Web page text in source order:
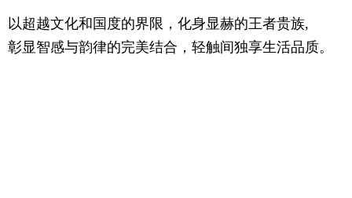
以超越文化和国度的界限，化身显赫的王者贵族,
彰显智感与韵律的完美结合，轻触间独享生活品质。
满足你对时尚的追求，更提供一个舒适的生活条件，
随意的生活理念，诗语大气，气宇轩昂。